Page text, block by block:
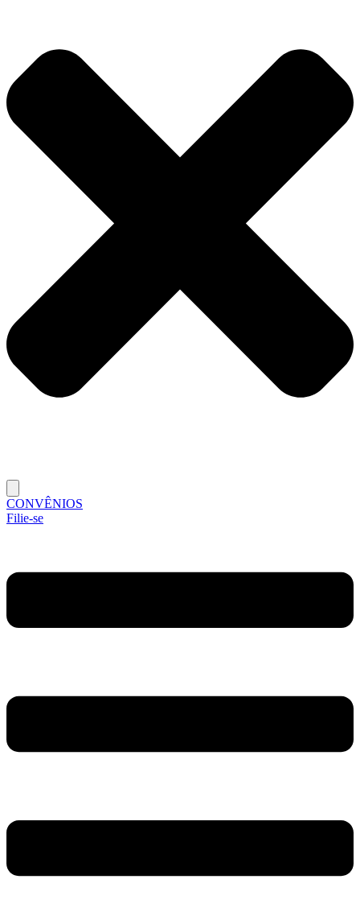
CONVÊNIOS
Filie-se